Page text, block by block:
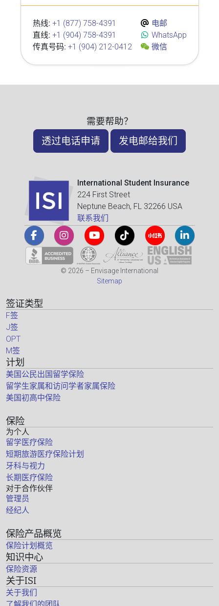
热线: +1 (877) 758-4391
直线: +1 (904) 758-4391
传真号码: +1 (904) 212-0412
电邮
WhatsApp
微信
需要帮助？
透过电话申请 发电邮给我们
International Student Insurance
224 First Street
Neptune Beach, FL 32266 USA
联系我们
© 2026 – Envisage International
Sitemap
签证类型
F签
J签
OPT
M签
计划
美国公民出国留学保险
留学生家属和访问学者家属保险
美国初高中保险
保险
为个人
留学医疗保险
短期旅游医疗保险计划
牙科与视力
长期医疗保险
对于合作伙伴
管理员
经纪人
保险产品概览
保险计划概览
知识中心
保险资源
关于ISI
关于我们